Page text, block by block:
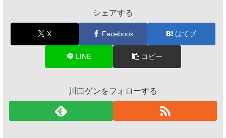
シェアする
X Facebook はてブ
LINE コピー
川口ゲンをフォローする